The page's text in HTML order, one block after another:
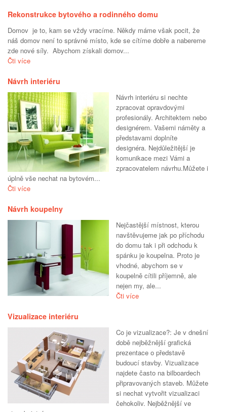
Rekonstrukce bytového a rodinného domu
Domov je to, kam se vždy vracíme. Někdy máme však pocit, že
náš domov není to správné místo, kde se cítíme dobře a nabereme
zde nové síly. Abychom získali domov...
Čti více
Návrh interiéru
Návrh interiéru si nechte
zpracovat opravdovými
profesionály. Architektem nebo
designérem. Vašemi náměty a
představami doplníte
designéra. Nejdůležitější je
komunikace mezi Vámi a
zpracovatelem návrhu.Můžete i
úplně vše nechat na bytovém...
Čti více
Návrh koupelny
Nejčastější místnost, kterou
navštěvujeme jak po příchodu
do domu tak i při odchodu k
spánku je koupelna. Proto je
vhodné, abychom se v
koupelně cítili příjemně, ale
nejen my, ale...
Čti více
Vizualizace interiéru
Co je vizualizace?: Je v dnešní
době nejběžnější grafická
prezentace o představě
budoucí stavby. Vizualizace
najdete často na bilboardech
připravovaných staveb. Můžete
si nechat vytvořit vizualizaci
čehokoliv. Nejběžnější ve